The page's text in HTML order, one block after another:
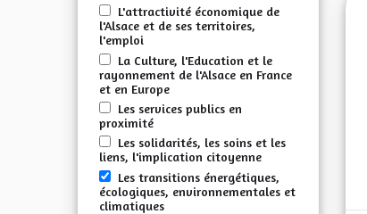
L'attractivité économique de
l'Alsace et de ses territoires,
l'emploi
La Culture, l'Education et le
rayonnement de l'Alsace en France
et en Europe
Les services publics en
proximité
Les solidarités, les soins et les
liens, l'implication citoyenne
Les transitions énergétiques,
écologiques, environnementales et
climatiques